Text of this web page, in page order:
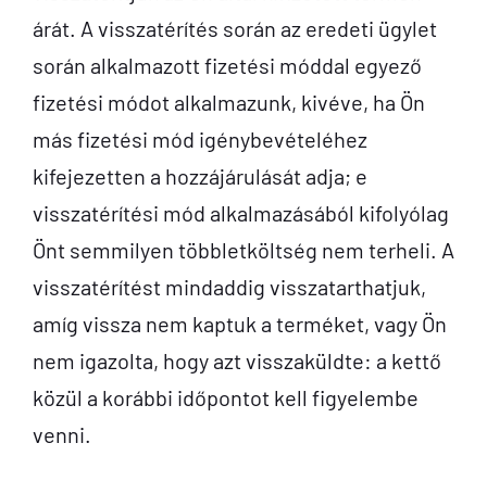
árát. A visszatérítés során az eredeti ügylet
során alkalmazott fizetési móddal egyező
fizetési módot alkalmazunk, kivéve, ha Ön
más fizetési mód igénybevételéhez
kifejezetten a hozzájárulását adja; e
visszatérítési mód alkalmazásából kifolyólag
Önt semmilyen többletköltség nem terheli. A
visszatérítést mindaddig visszatarthatjuk,
amíg vissza nem kaptuk a terméket, vagy Ön
nem igazolta, hogy azt visszaküldte: a kettő
közül a korábbi időpontot kell figyelembe
venni.